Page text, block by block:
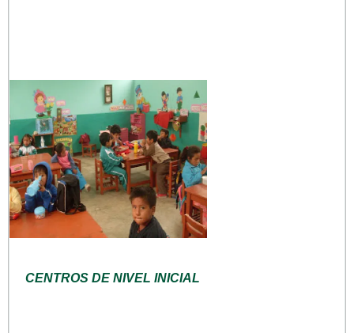
CENTROS DE NIVEL INICIAL